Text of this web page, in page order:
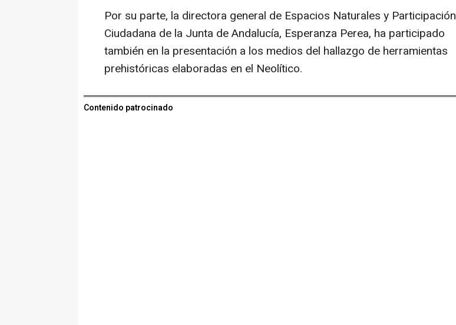
Por su parte, la directora general de Espacios Naturales y Participación
Ciudadana de la Junta de Andalucía, Esperanza Perea, ha participado
también en la presentación a los medios del hallazgo de herramientas
prehistóricas elaboradas en el Neolítico.
Contenido patrocinado